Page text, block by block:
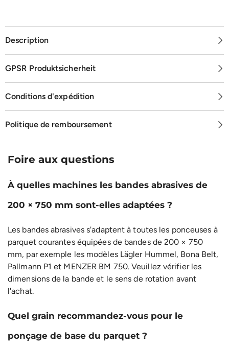
Description
GPSR Produktsicherheit
Conditions d'expédition
Politique de remboursement
Foire aux questions
À quelles machines les bandes abrasives de
200 × 750 mm sont-elles adaptées ?
Les bandes abrasives s'adaptent à toutes les ponceuses à
parquet courantes équipées de bandes de 200 × 750
mm, par exemple les modèles Lägler Hummel, Bona Belt,
Pallmann P1 et MENZER BM 750. Veuillez vérifier les
dimensions de la bande et le sens de rotation avant
l'achat.
Quel grain recommandez-vous pour le
ponçage de base du parquet ?